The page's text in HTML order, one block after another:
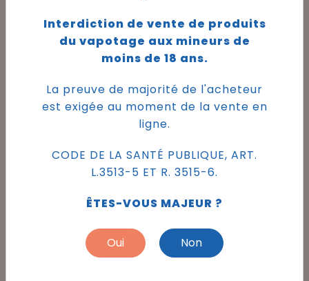
3. Effets
respiratoires,
cardiovasculaires
et cancer
L'agence a classé les risques
scientifiques actuelles :
effets sont jugés probables
pour certains marqueurs
(comme le stress oxydant
ou des modifications
Interdiction de vente de produits
du vapotage aux mineurs de
moins de 18 ans.
La preuve de majorité de l'acheteur
est exigée au moment de la vente en
ligne.
CODE DE LA SANTÉ PUBLIQUE, ART.
L.3513-5 ET R. 3515-6.
ÊTES-VOUS MAJEUR ?
Oui Non